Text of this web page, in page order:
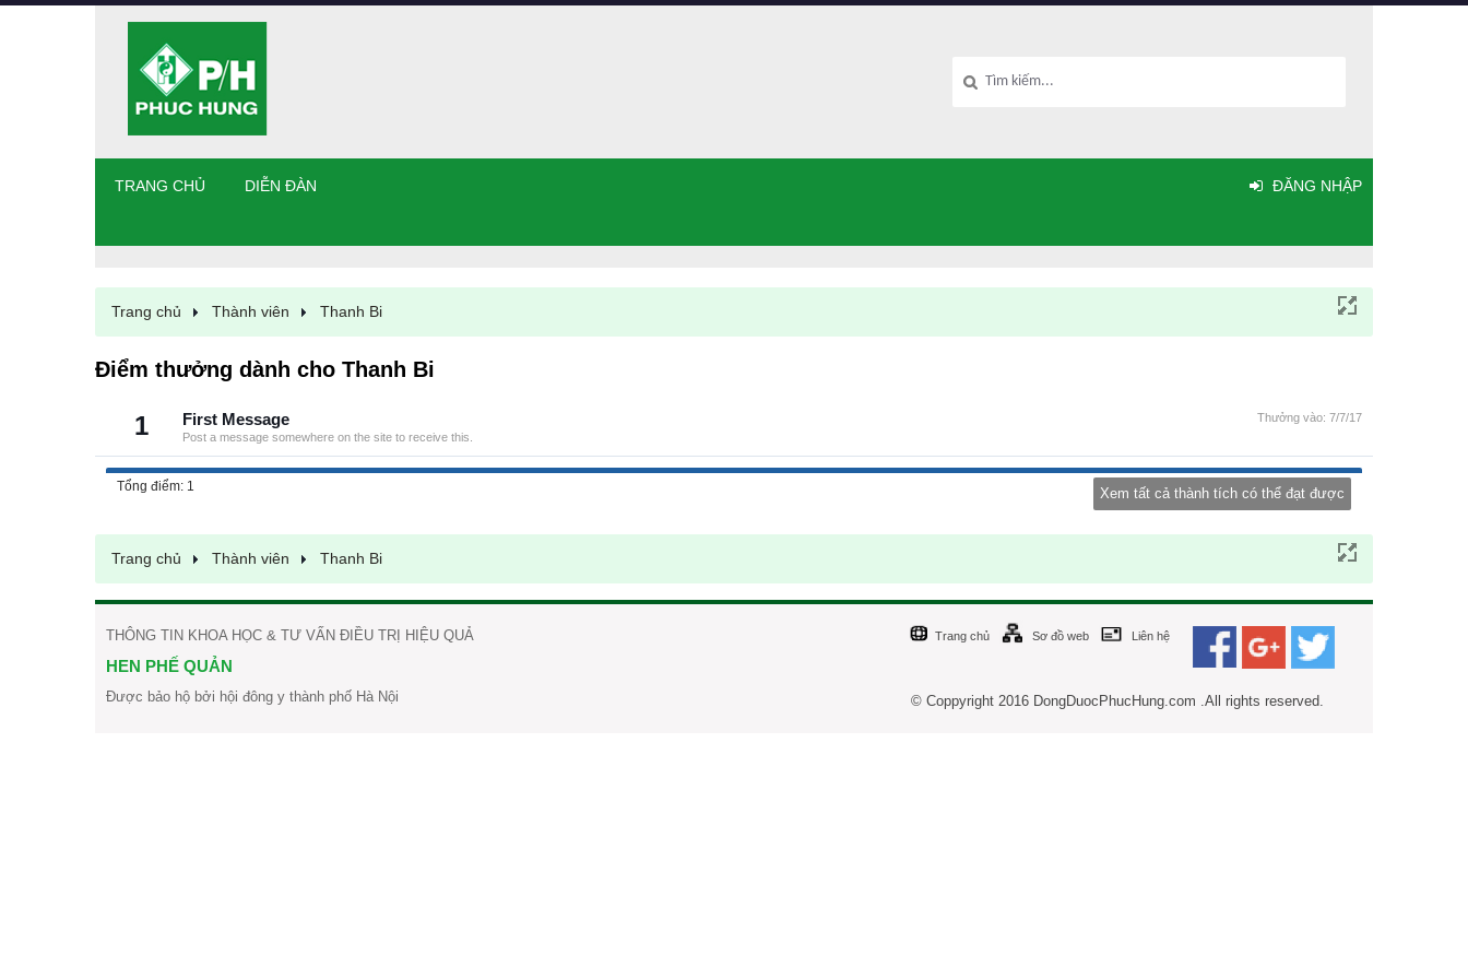
Trang chủ Thành viên Thanh Bi
Điểm thưởng dành cho Thanh Bi
1 Thưởng vào: 7/7/17
First Message
Post a message somewhere on the site to receive this.
Tổng điểm: 1 Xem tất cả thành tích có thể đạt được
Trang chủ Thành viên Thanh Bi
TRANG CHỦ DIỄN ĐÀN ĐĂNG NHẬP
THÔNG TIN KHOA HỌC & TƯ VẤN ĐIỀU TRỊ HIỆU QUẢ
HEN PHẾ QUẢN
Được bảo hộ bởi hội đông y thành phố Hà Nội
Trang chủ Sơ đồ web Liên hệ
© Coppyright 2016 DongDuocPhucHung.com .All rights reserved.